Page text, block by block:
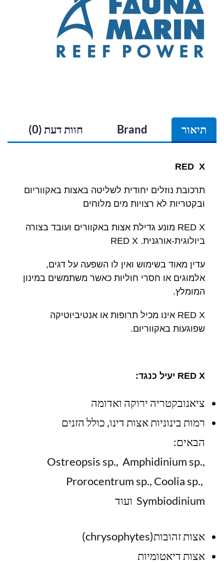
תיאור Brand חוות דעת (0)
RED X
תרכובת נוזלים יחודית לשליטה באצות באקווריום
ובקטריות לא רצויות מים מלוחים
RED X מונע גדילת אצות באקוורים ועובד בצורה
ביולוגית-אורגנית. RED X
עדין מאוד בשימוש ואין לו השפעה על דגים,
אלמוגים או חסרי חוליות כאשר משתמשים במינון
המומלץ.
RED X אינו מכיל תרופות או אנטיביוטיקה
שפוגעות באקווריום.
RED X יעיל כנגד:
ציאנובקטריה ירוקה ואדומה
רמות בינוניות אצות דינו, כולל הזנים
הבאים:
Ostreopsis sp., Amphidinium sp.,
Prorocentrum sp., Coolia sp.,
Symbiodinium ועוד
אצות זהובות(chrysophytes
)
אצות דיאטומיות